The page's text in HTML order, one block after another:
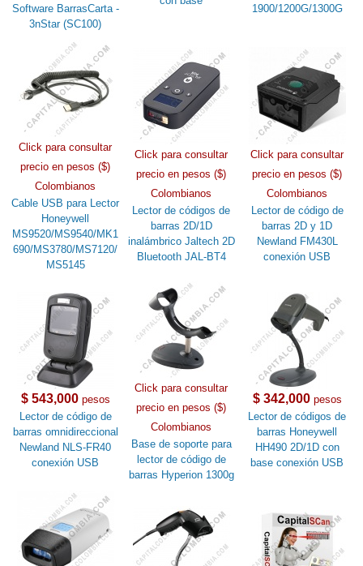
Software BarrasCarta -
3nStar (SC100)
1900/1200G/1300G
Click para consultar
precio en pesos ($)
Colombianos
Cable USB para Lector
Honeywell
MS9520/MS9540/MK1
690/MS3780/MS7120/
MS5145
Click para consultar
precio en pesos ($)
Colombianos
Lector de códigos de
barras 2D/1D
inalámbrico Jaltech 2D
Bluetooth JAL-BT4
Click para consultar
precio en pesos ($)
Colombianos
Lector de código de
barras 2D y 1D
Newland FM430L
conexión USB
$ 543,000pesos
Lector de código de
barras omnidireccional
Newland NLS-FR40
conexión USB
Click para consultar
precio en pesos ($)
Colombianos
Base de soporte para
lector de código de
barras Hyperion 1300g
$ 342,000pesos
Lector de códigos de
barras Honeywell
HH490 2D/1D con
base conexión USB